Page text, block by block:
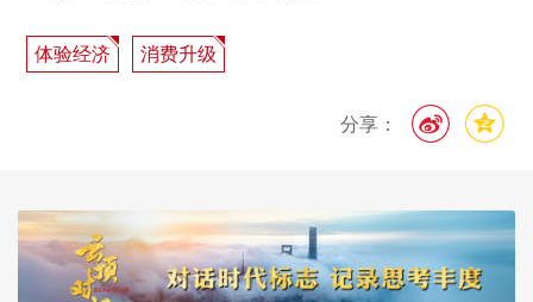
体验经济 消费升级
分享：